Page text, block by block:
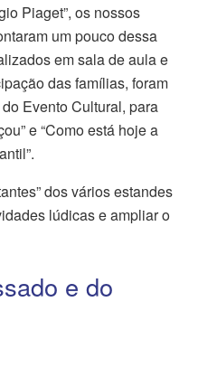
Piaget”, os nossos
um pouco dessa
em sala de aula e
das famílias, foram
Evento Cultural, para
e “Como está hoje a
dos vários estandes
lúdicas e ampliar o
e do